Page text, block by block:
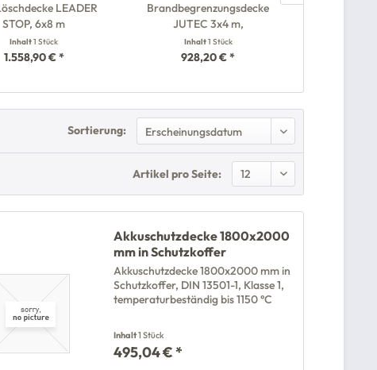
LEADER
STOP, 6x8 m
Inhalt1 Stück
1.558,90 € *
Brandbegrenzungsdecke
JUTEC 3x4 m,
Inhalt1 Stück
928,20 € *
Sortierung:
Artikel pro Seite:
Akkuschutzdecke 1800x2000
mm in Schutzkoffer
Akkuschutzdecke 1800x2000 mm in
Schutzkoffer, DIN 13501-1, Klasse 1,
temperaturbeständig bis 1150 °C
Inhalt1 Stück
495,04 € *